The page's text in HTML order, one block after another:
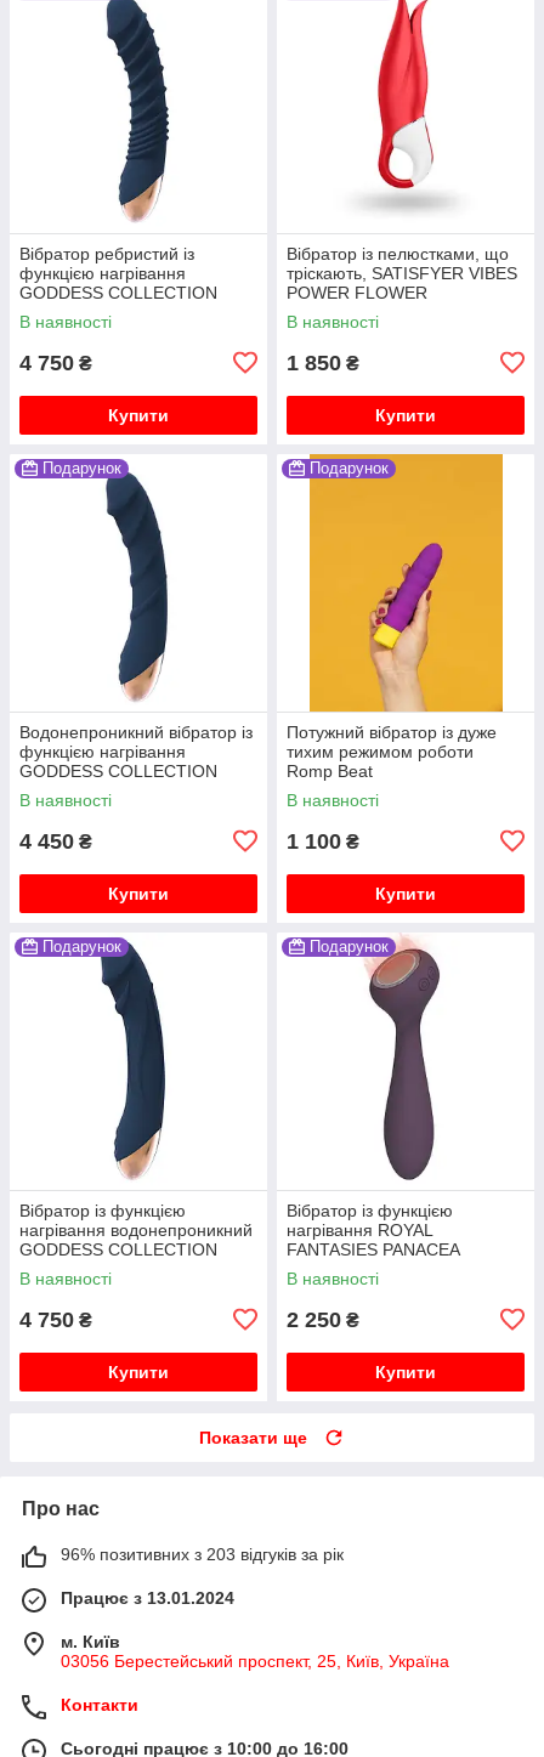
Вібратор ребристий із
функцією нагрівання
GODDESS COLLECTION
AEOLUS
В наявності
4 750 ₴
Купити
Вібратор із пелюстками, що
тріскають, SATISFYER VIBES
POWER FLOWER
В наявності
1 850 ₴
Купити
Подарунок
Водонепроникний вібратор із
функцією нагрівання
GODDESS COLLECTION
ATLAS
В наявності
4 450 ₴
Купити
Подарунок
Потужний вібратор із дуже
тихим режимом роботи
Romp Beat
В наявності
1 100 ₴
Купити
Подарунок
Вібратор із функцією
нагрівання водонепроникний
GODDESS COLLECTION
BOREAS
В наявності
4 750 ₴
Купити
Подарунок
Вібратор із функцією
нагрівання ROYAL
FANTASIES PANACEA
В наявності
2 250 ₴
Купити
Показати ще
Про нас
96% позитивних з 203 відгуків за рік
Працює з 13.01.2024
м. Київ
03056 Берестейський проспект, 25, Київ, Україна
Контакти
Сьогодні працює з 10:00 до 16:00